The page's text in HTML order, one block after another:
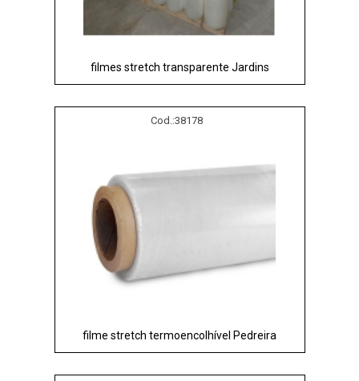
filmes stretch transparente Jardins
Cod.:38178
filme stretch termoencolhível Pedreira